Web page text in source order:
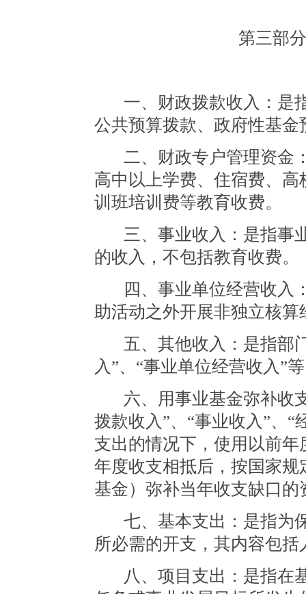
第三部分
一、财政拨款收入：是
公共预算拨款、政府性基
二、财政专户管理资金
高中以上学费、住宿费、
训班培训费等教育收费。
三、事业收入：是指事
的收入，不包括教育收费。
四、事业单位经营收入
助活动之外开展非独立核
五、其他收入：是指部
入”、“事业单位经营收入”
六、用事业基金弥补收
拨款收入”、“事业收入”、“
支出的情况下，使用以前
年度收支相抵后，按国家
基金）弥补当年收支缺口的
七、基本支出：是指为
所必需的开支，其内容包
八、项目支出：是指在